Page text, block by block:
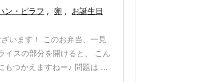
ン・ピラフ , 卵 , お誕生日
います！ このお弁当、一見
イスの部分を開けると、 こん
もつかえますねー♪ 問題は ...